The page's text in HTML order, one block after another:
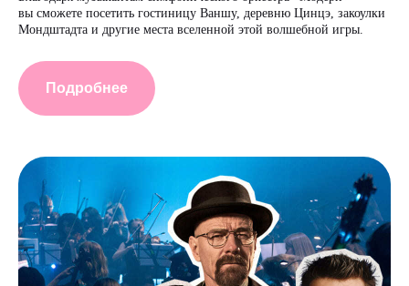
вы сможете посетить гостиницу Ваншу, деревню Цинцэ, закоулки
Мондштадта и другие места вселенной этой волшебной игры.
Подробнее